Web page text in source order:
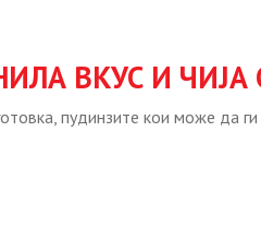
ВКУС И ЧИЈА
пудинзите кои може да